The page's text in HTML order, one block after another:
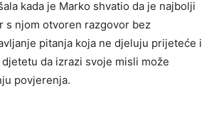
kada je Marko shvatio da je najbolji
s njom otvoren razgovor bez
pitanja koja ne djeluju prijeteće i
da izrazi svoje misli može
povjerenja.